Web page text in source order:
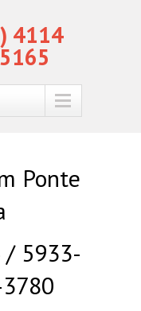
4114
Ponte
/ 5933-